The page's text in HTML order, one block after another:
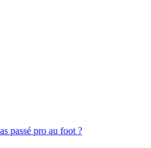
passé pro au foot ?